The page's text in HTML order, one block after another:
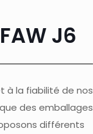
J6
à la fiabilité de nos
des emballages
différents